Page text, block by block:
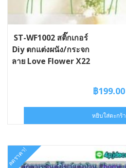
ST-WF1002 สติ๊กเกอร์
Diy ตกแต่งผนัง/กระจก
ลาย Love Flower X22
฿199.00
หยิบใส่ตะกร้า
ลดราคา!